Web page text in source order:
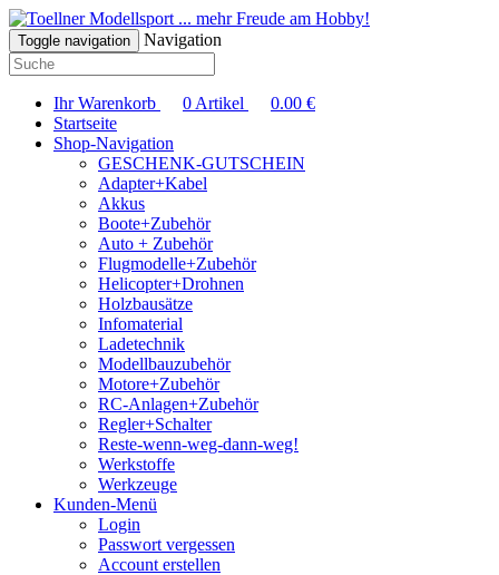
... mehr Freude am Hobby!
Toggle navigation Navigation
Ihr Warenkorb 0 Artikel 0.00 €
Startseite
Shop-Navigation
GESCHENK-GUTSCHEIN
Adapter+Kabel
Akkus
Boote+Zubehör
Auto + Zubehör
Flugmodelle+Zubehör
Helicopter+Drohnen
Holzbausätze
Infomaterial
Ladetechnik
Modellbauzubehör
Motore+Zubehör
RC-Anlagen+Zubehör
Regler+Schalter
Reste-wenn-weg-dann-weg!
Werkstoffe
Werkzeuge
Kunden-Menü
Login
Passwort vergessen
Account erstellen